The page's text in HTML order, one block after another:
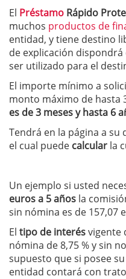
El Préstamo Rápido
muchos productos de
entidad, y tiene destino
de explicación
ser utilizado para el
El importe mínimo a
monto máximo de hasta
es de 3 meses y hasta 6
Tendrá en la página a su
el cual puede calcular la
Un ejemplo si usted
euros a 5 años la
sin nómina es de 157,07
El tipo de interésvigente
nómina de 8,75 % y sin
supuesto que si posee
entidad contará con